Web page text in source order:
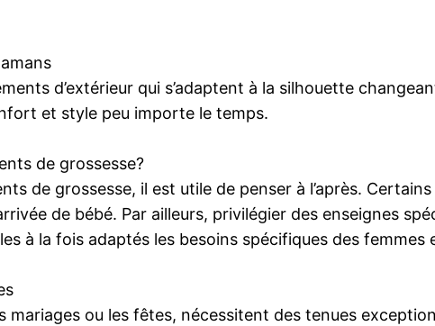
d’extérieur qui s’adaptent à la silhouette
et style peu importe le temps.
de grossesse?
de grossesse, il est utile de penser à l’après.
de bébé. Par ailleurs, privilégier des enseignes
à la fois adaptés les besoins spécifiques des femmes
mariages ou les fêtes, nécessitent des tenues